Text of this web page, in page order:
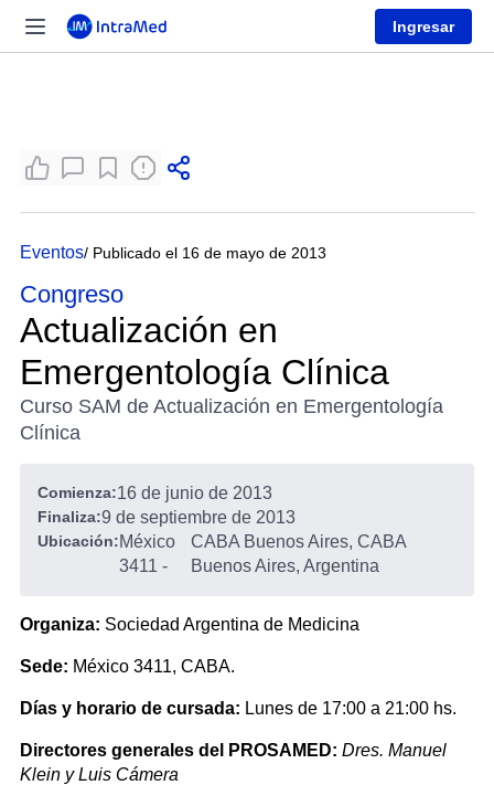
Ingresar
Eventos/ Publicado el 16 de mayo de 2013
Congreso
Actualización en
Emergentología Clínica
Curso SAM de Actualización en Emergentología
Clínica
Comienza:16 de junio de 2013
Finaliza:9 de septiembre de 2013
Ubicación:México
3411 -
CABA Buenos Aires, CABA
Buenos Aires, Argentina
Organiza: Sociedad Argentina de Medicina
Sede: México 3411, CABA.
Días y horario de cursada: Lunes de 17:00 a 21:00 hs.
Directores generales del PROSAMED: Dres. Manuel
Klein y Luis Cámera